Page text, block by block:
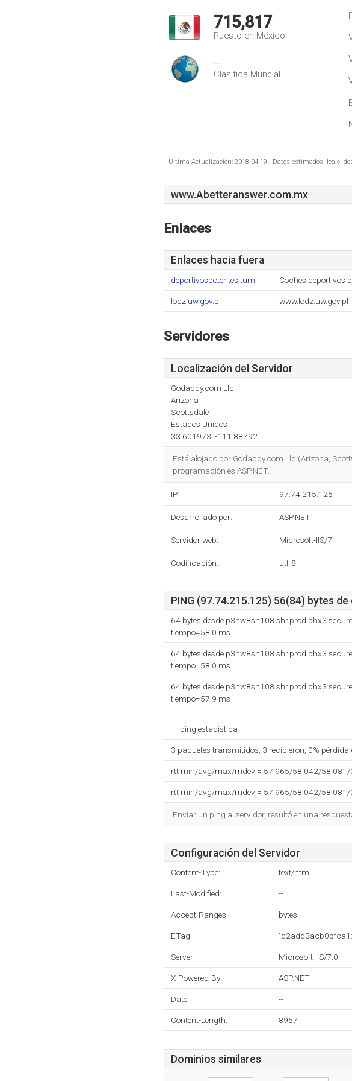
715,817
Puesto en México
--
Clasifica Mundial
Última Actualización: 2018-04-19 . Datos estimados, lea el
www.Abetteranswer.com.mx
Enlaces
Enlaces hacia fuera
deportivospotentes.tum.. Coches deportivos
lodz.uw.gov.pl www.lodz.uw.gov.pl
Servidores
Localización del Servidor
Godaddy.com Llc
Arizona
Scottsdale
Estados Unidos
33.601973, -111.88792
Está alojado por Godaddy.com Llc (Arizona,
programación es ASP.NET.
IP: 97.74.215.125
Desarrollado por: ASP.NET
Servidor web: Microsoft-IIS/7
Codificación: utf-8
PING (97.74.215.125) 56(84) bytes de
64 bytes desde
tiempo=58.0 ms
64 bytes desde
tiempo=58.0 ms
64 bytes desde
tiempo=57.9 ms
--- ping estadística ---
3 paquetes transmitidos, 3 recibieron, 0%
rtt min/avg/max/mdev = 57.965/58.042/58.081/
rtt min/avg/max/mdev = 57.965/58.042/58.081/
Enviar un ping al servidor, resultó en una
Configuración del Servidor
Content-Type: text/html
Last-Modified: --
Accept-Ranges: bytes
ETag:
Server: Microsoft-IIS/7.0
X-Powered-By: ASP.NET
Date: --
Content-Length: 8957
Dominios similares